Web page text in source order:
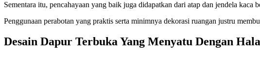
Sementara itu, pencahayaan yang baik juga didapatkan dari atap dan jendela kaca
Penggunaan perabotan yang praktis serta minimnya dekorasi ruangan justru
Desain Dapur Terbuka Yang Menyatu Dengan